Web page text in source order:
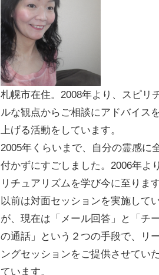
札幌市在住。2008年より、スピリ
ルな観点からご相談にアドバイス
上げる活動をしています。
2005年くらいまで、自分の霊感に
付かずにすごしました。2006年よ
リチュアリズムを学び今に至ります
以前は対面セッションを実施して
が、現在は「メール回答」と「チ
の通話」という２つの手段で、リ
ングセッションをご提供させてい
ています。